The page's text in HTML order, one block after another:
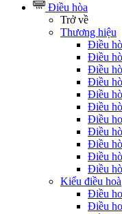
Điều hòa
Trở về
Thương hiệu
Điều
Điều
Điều
Điều
Điều
Điều
Điều
Điều
Điều
Điều
Điều
Kiểu điều hoà
Điều
Điều